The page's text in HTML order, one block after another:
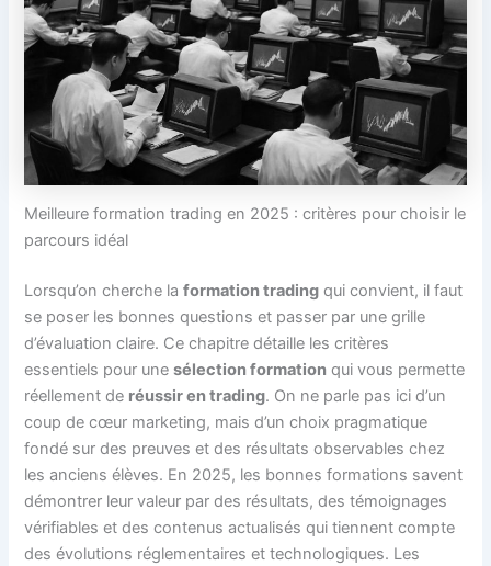
Meilleure formation trading en 2025 : critères pour choisir le
parcours idéal
Lorsqu’on cherche laformation trading qui convient, il faut
se poser les bonnes questions et passer par une grille
d’évaluation claire. Ce chapitre détaille les critères
essentiels pour unesélection formation qui vous permette
réellement de réussir en trading. On ne parle pas ici d’un
coup de cœur marketing, mais d’un choix pragmatique
fondé sur des preuves et des résultats observables chez
les anciens élèves. En 2025, les bonnes formations savent
démontrer leur valeur par des résultats, des témoignages
vérifiables et des contenus actualisés qui tiennent compte
des évolutions réglementaires et technologiques. Les